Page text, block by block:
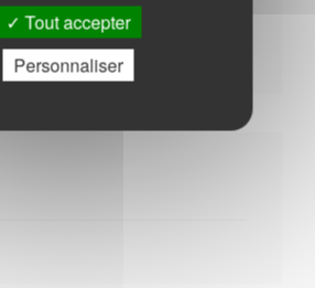
Jeudi : - 09h00 à 12h00
à 12h00 - 14h00 à 18h00
Tout accepter
Personnaliser